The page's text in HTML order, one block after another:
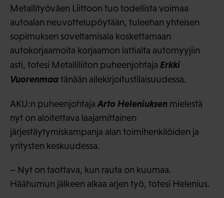
Metallityöväen Liittoon tuo todellista voimaa
autoalan neuvottelupöytään, tuleehan yhteisen
sopimuksen soveltamisala koskettamaan
autokorjaamoita korjaamon lattialta automyyjiin
asti, totesi Metalliliiton puheenjohtaja Erkki
Vuorenmaatänään allekirjoitustilaisuudessa.
AKU:n puheenjohtaja Arto Heleniuksen mielestä
nyt on aloitettava laajamittainen
järjestäytymiskampanja alan toimihenkilöiden ja
yritysten keskuudessa.
– Nyt on taottava, kun rauta on kuumaa.
Häähumun jälkeen alkaa arjen työ, totesi Helenius.